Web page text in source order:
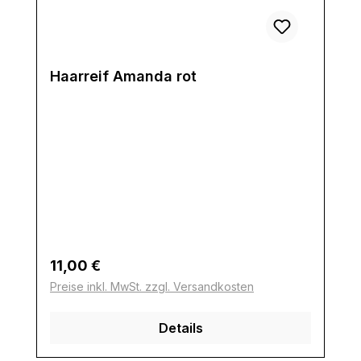
Haarreif Amanda rot
Regulärer Preis:
11,00 €
Preise inkl. MwSt. zzgl. Versandkosten
Details